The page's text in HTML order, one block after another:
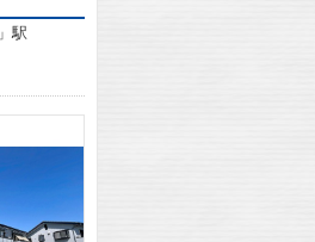
」駅